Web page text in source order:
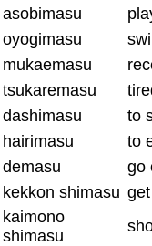
asobimasu
oyogimasu
mukaemasu
tsukaremasu
dashimasu
to
hairimasu
to
demasu
go
kekkon shimasu
kaimono
shimasu